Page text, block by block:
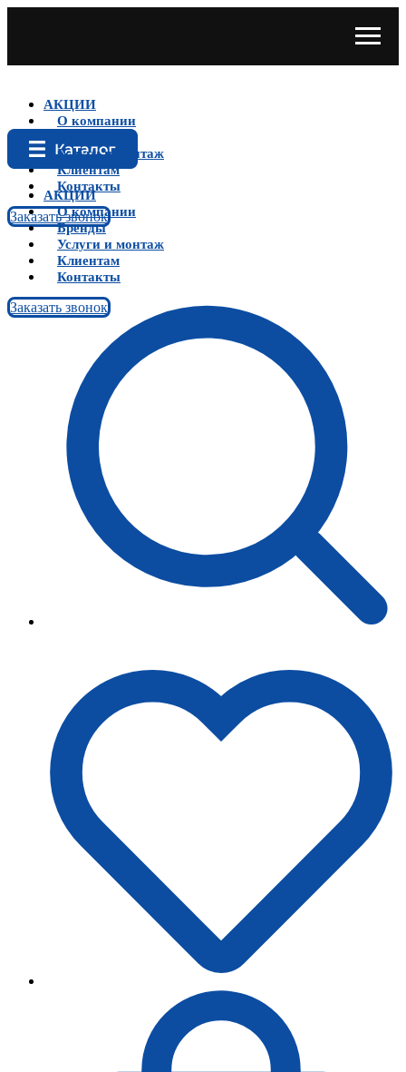
АКЦИИ
О компании
Услуги и монтаж
Клиентам
Контакты
Заказать звонок
АКЦИИ
О компании
Бренды
Услуги и монтаж
Клиентам
Контакты
Заказать звонок